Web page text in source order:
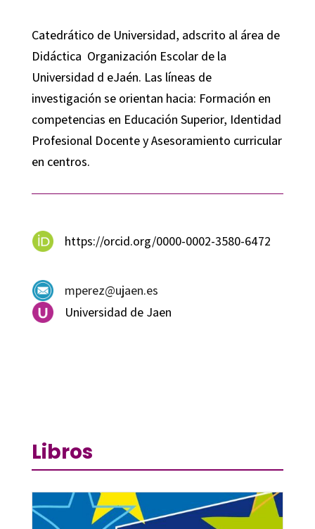
Catedrático de Universidad, adscrito al área de
Didáctica Organización Escolar de la
Universidad d eJaén. Las líneas de
investigación se orientan hacia: Formación en
competencias en Educación Superior, Identidad
Profesional Docente y Asesoramiento curricular
en centros.
https://orcid.org/0000-0002-3580-6472
mperez@ujaen.es
Universidad de Jaen
Libros